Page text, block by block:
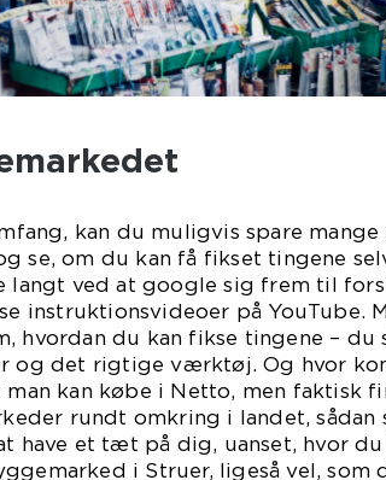
kan du muligvis spare mange
se, om du kan få fikset tingene
langt ved at google sig frem til
instruktionsvideoer på YouTube.
hvordan du kan fikse tingene – du
og det rigtige værktøj. Og hvor
kan købe i Netto, men faktisk
rundt omkring i landet, sådan
have et tæt på dig, uanset, hvor
i Struer, ligeså vel, som